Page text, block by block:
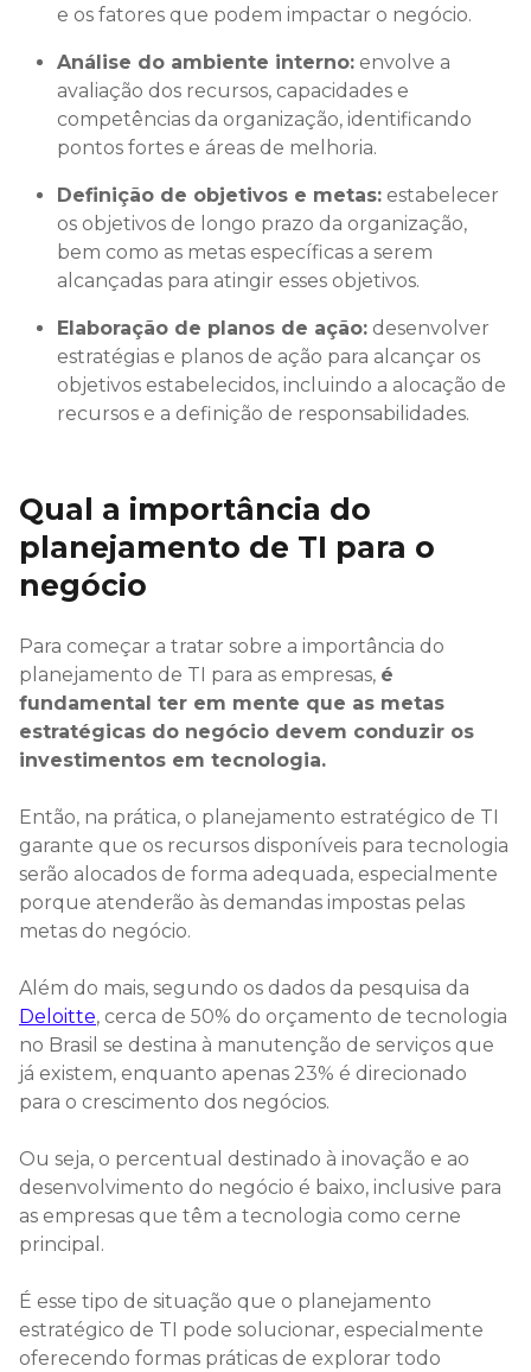
e os fatores que podem impactar o negócio.
Análise do ambiente interno: envolve a
avaliação dos recursos, capacidades e
competências da organização, identificando
pontos fortes e áreas de melhoria.
Definição de objetivos e metas: estabelecer
os objetivos de longo prazo da organização,
bem como as metas específicas a serem
alcançadas para atingir esses objetivos.
Elaboração de planos de ação: desenvolver
estratégias e planos de ação para alcançar os
objetivos estabelecidos, incluindo a alocação de
recursos e a definição de responsabilidades.
Qual a importância do
planejamento de TI para o
negócio
Para começar a tratar sobre a importância do
planejamento de TI para as empresas, é
fundamental ter em mente que as metas
estratégicas do negócio devem conduzir os
investimentos em tecnologia.
Então, na prática, o planejamento estratégico de TI
garante que os recursos disponíveis para tecnologia
serão alocados de forma adequada, especialmente
porque atenderão às demandas impostas pelas
metas do negócio.
Além do mais, segundo os dados da pesquisa da
Deloitte, cerca de 50% do orçamento de tecnologia
no Brasil se destina à manutenção de serviços que
já existem, enquanto apenas 23% é direcionado
para o crescimento dos negócios.
Ou seja, o percentual destinado à inovação e ao
desenvolvimento do negócio é baixo, inclusive para
as empresas que têm a tecnologia como cerne
principal.
É esse tipo de situação que o planejamento
estratégico de TI pode solucionar, especialmente
oferecendo formas práticas de explorar todo